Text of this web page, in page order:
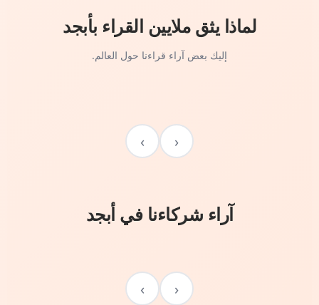
لماذا يثق ملايين القراء بأبجد
إليك بعض آراء قراءنا حول العالم.
‹
›
آراء شركاءنا في أبجد
‹
›